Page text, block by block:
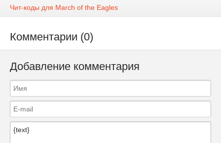
Чит-коды для March of the Eagles
Комментарии (0)
Добавление комментария